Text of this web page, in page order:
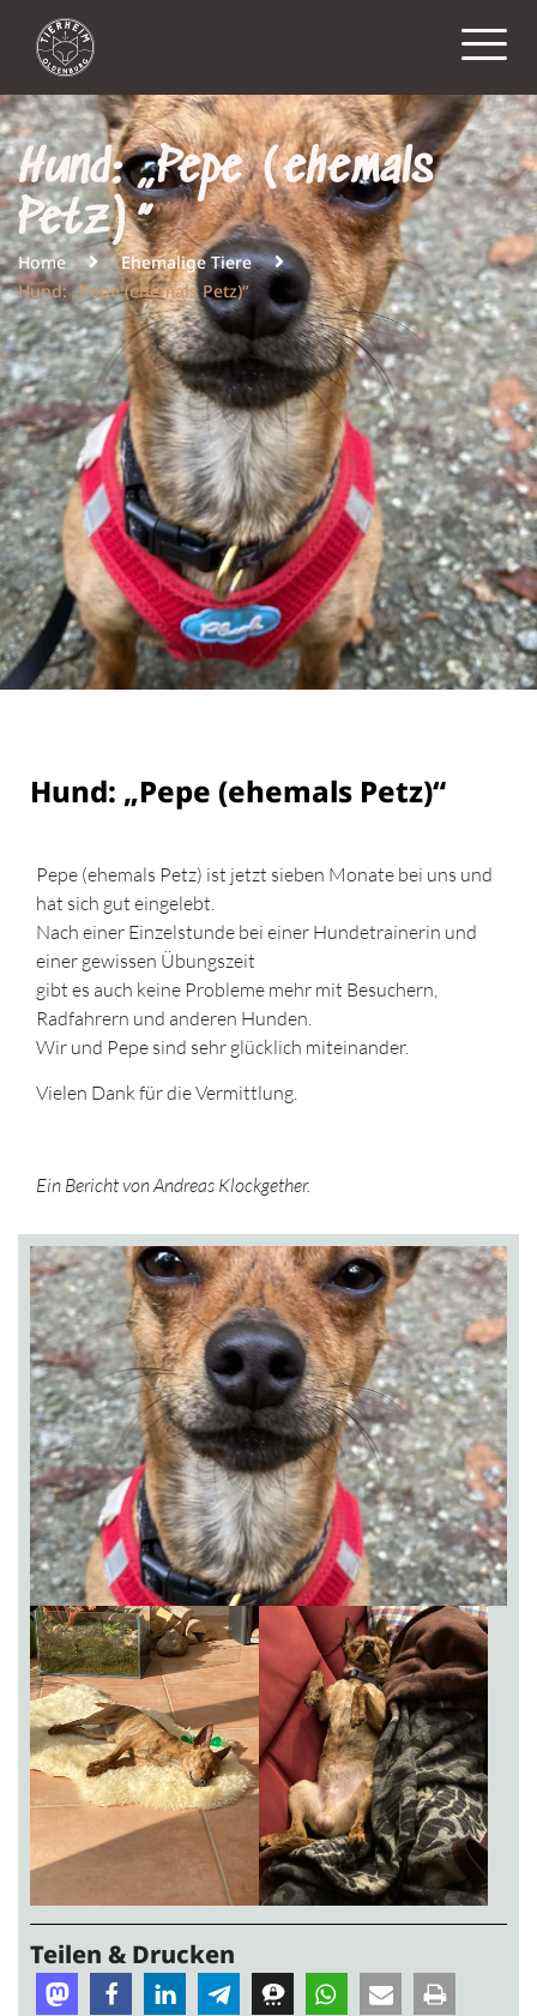
Hund: „Pepe (ehemals
Petz)“
Home
Ehemalige Tiere
Hund: „Pepe (ehemals Petz)“
Hund: „Pepe (ehemals Petz)“
Pepe (ehemals Petz) ist jetzt sieben Monate bei uns und
hat sich gut eingelebt.
Nach einer Einzelstunde bei einer Hundetrainerin und
einer gewissen Übungszeit
gibt es auch keine Probleme mehr mit Besuchern,
Radfahrern und anderen Hunden.
Wir und Pepe sind sehr glücklich miteinander.
Vielen Dank für die Vermittlung.
Ein Bericht von Andreas Klockgether.
Teilen & Drucken